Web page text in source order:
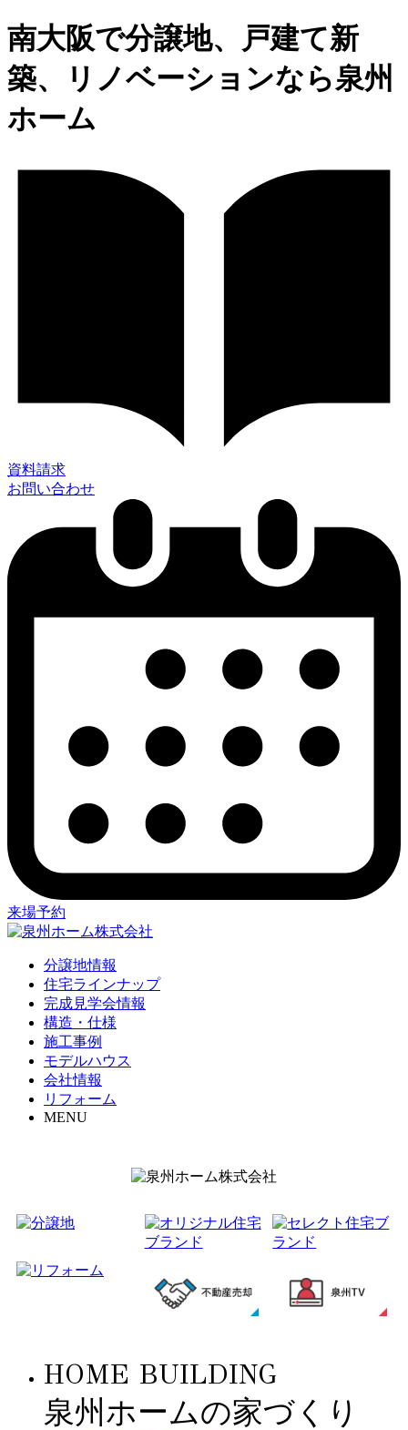
南大阪で分譲地、戸建て新
築、リノベーションなら泉州
ホーム
資料請求
お問い合わせ
来場予約
分譲地情報
住宅ラインナップ
完成見学会情報
構造・仕様
施工事例
モデルハウス
会社情報
リフォーム
MENU
HOME BUILDING
泉州ホームの家づくり